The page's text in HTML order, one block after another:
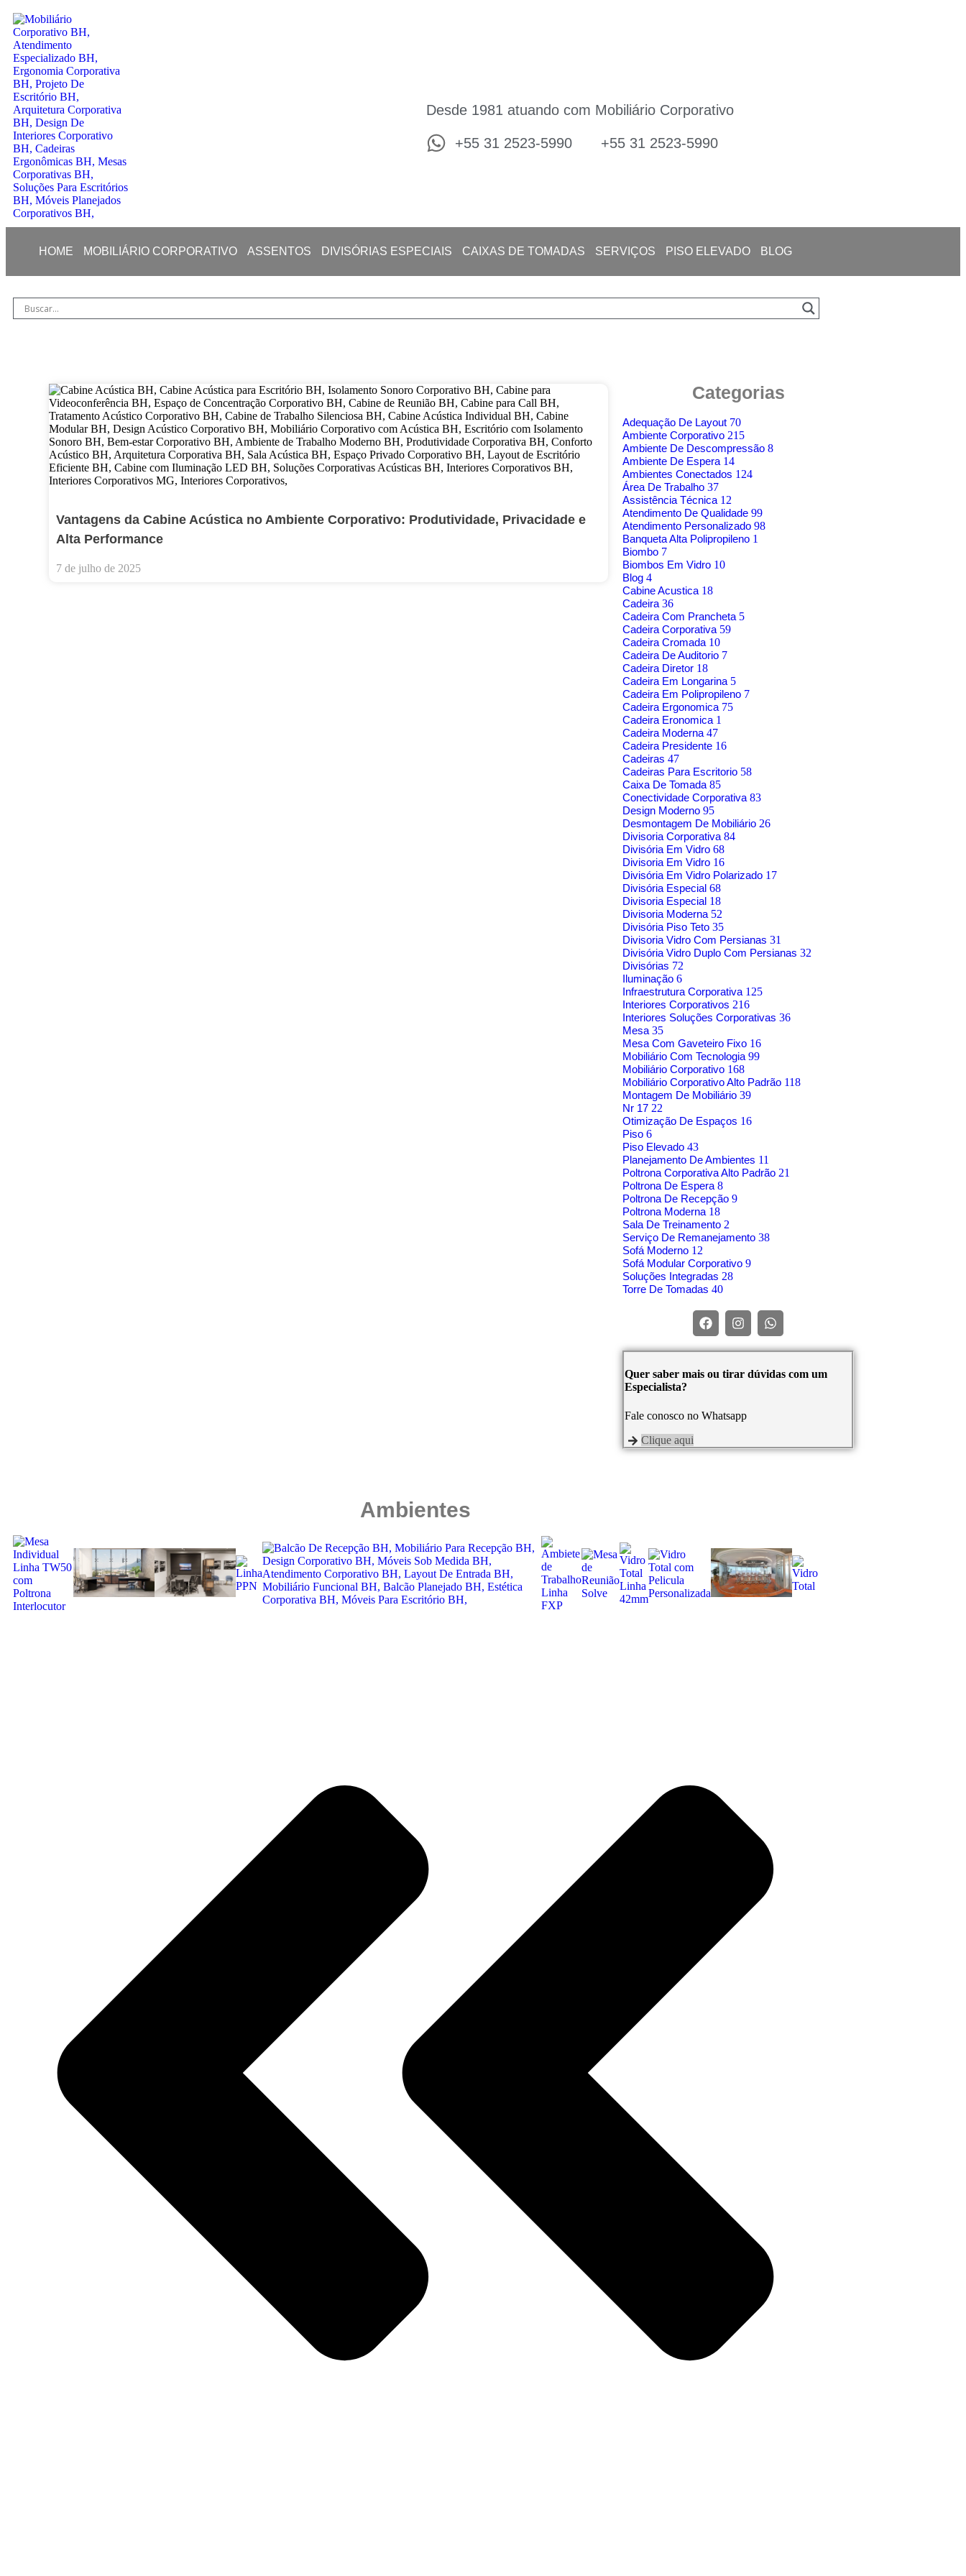
Desde 1981 atuando com Mobiliário Corporativo
+55 31 2523-5990 +55 31 2523-5990
HOME MOBILIÁRIO CORPORATIVO ASSENTOS DIVISÓRIAS ESPECIAIS CAIXAS DE TOMADAS SERVIÇOS PISO ELEVADO BLOG
Vantagens da Cabine Acústica no Ambiente Corporativo: Produtividade, Privacidade e
Alta Performance
7 de julho de 2025
Categorias
Adequação De Layout 70
Ambiente Corporativo 215
Ambiente De Descompressão 8
Ambiente De Espera 14
Ambientes Conectados 124
Área De Trabalho 37
Assistência Técnica 12
Atendimento De Qualidade 99
Atendimento Personalizado 98
Banqueta Alta Polipropileno 1
Biombo 7
Biombos Em Vidro 10
Blog 4
Cabine Acustica 18
Cadeira 36
Cadeira Com Prancheta 5
Cadeira Corporativa 59
Cadeira Cromada 10
Cadeira De Auditorio 7
Cadeira Diretor 18
Cadeira Em Longarina 5
Cadeira Em Polipropileno 7
Cadeira Ergonomica 75
Cadeira Eronomica 1
Cadeira Moderna 47
Cadeira Presidente 16
Cadeiras 47
Cadeiras Para Escritorio 58
Caixa De Tomada 85
Conectividade Corporativa 83
Design Moderno 95
Desmontagem De Mobiliário 26
Divisoria Corporativa 84
Divisória Em Vidro 68
Divisoria Em Vidro 16
Divisória Em Vidro Polarizado 17
Divisória Especial 68
Divisoria Especial 18
Divisoria Moderna 52
Divisória Piso Teto 35
Divisoria Vidro Com Persianas 31
Divisória Vidro Duplo Com Persianas 32
Divisórias 72
Iluminação 6
Infraestrutura Corporativa 125
Interiores Corporativos 216
Interiores Soluções Corporativas 36
Mesa 35
Mesa Com Gaveteiro Fixo 16
Mobiliário Com Tecnologia 99
Mobiliário Corporativo 168
Mobiliário Corporativo Alto Padrão 118
Montagem De Mobiliário 39
Nr 17 22
Otimização De Espaços 16
Piso 6
Piso Elevado 43
Planejamento De Ambientes 11
Poltrona Corporativa Alto Padrão 21
Poltrona De Espera 8
Poltrona De Recepção 9
Poltrona Moderna 18
Sala De Treinamento 2
Serviço De Remanejamento 38
Sofá Moderno 12
Sofá Modular Corporativo 9
Soluções Integradas 28
Torre De Tomadas 40
Quer saber mais ou tirar dúvidas com um
Especialista?
Fale conosco no Whatsapp
Clique aqui
Ambientes